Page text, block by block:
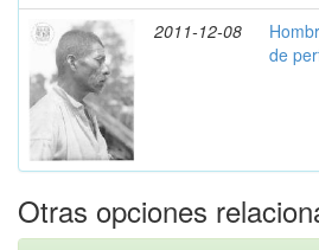
2011-12-08
de
Otras opciones